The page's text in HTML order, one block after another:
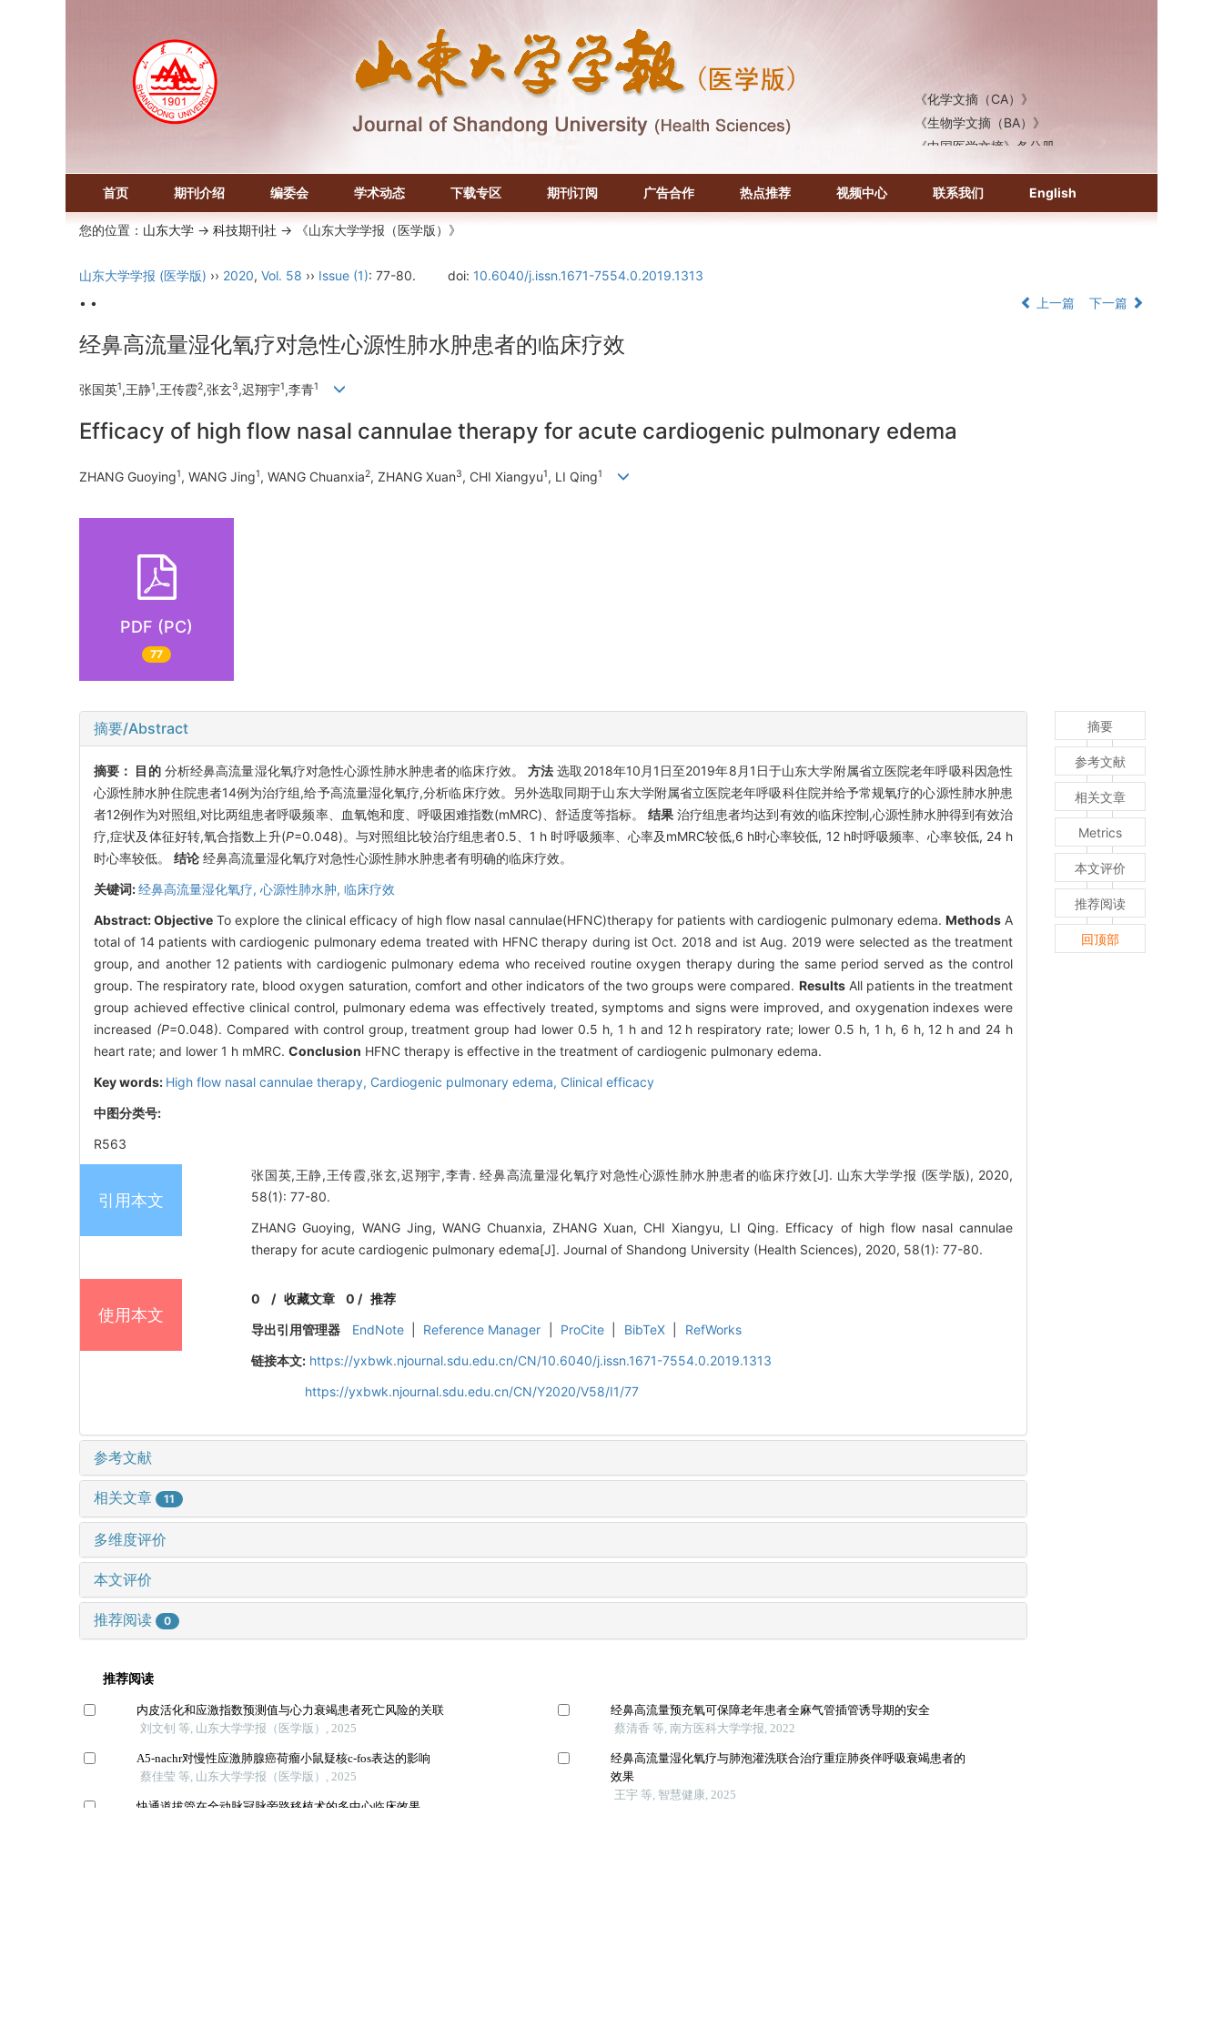
《化学文摘（CA）》
《生物学文摘（BA）》
《中国医学文摘》各分册
《中国学术期刊综合评价数据库》
《中国知识资源总库·科技精品期刊库》
首页 期刊介绍 编委会 学术动态 下载专区 期刊订阅 广告合作 热点推荐 视频中心 联系我们 English
您的位置： 山东大学 -> 科技期刊社 -> 《山东大学学报（医学版）》
山东大学学报 (医学版) ›› 2020, Vol. 58 ›› Issue (1): 77-80. doi: 10.6040/j.issn.1671-7554.0.2019.1313
• •
上一篇 下一篇
经鼻高流量湿化氧疗对急性心源性肺水肿患者的临床疗效
张国英1,王静1,王传霞2,张玄3,迟翔宇1,李青1
Efficacy of high flow nasal cannulae therapy for acute cardiogenic pulmonary edema
ZHANG Guoying1, WANG Jing1, WANG Chuanxia2, ZHANG Xuan3, CHI Xiangyu1, LI Qing1
PDF (PC)
77
摘要/Abstract
摘要： 目的分析经鼻高流量湿化氧疗对急性心源性肺水肿患者的临床疗效。方法 选取2018年10月1日至2019年8月1日于山东大学附属省立医院老年呼吸科因急性
心源性肺水肿住院患者14例为治疗组,给予高流量湿化氧疗,分析临床疗效。另外选取同期于山东大学附属省立医院老年呼吸科住院并给予常规氧疗的心源性肺水肿患
者12例作为对照组,对比两组患者呼吸频率、血氧饱和度、呼吸困难指数(mMRC)、舒适度等指标。结果 治疗组患者均达到有效的临床控制,心源性肺水肿得到有效治
疗,症状及体征好转,氧合指数上升(P=0.048)。与对照组比较治疗组患者0.5、1 h 时呼吸频率、心率及mMRC较低,6 h时心率较低, 12 h时呼吸频率、心率较低, 24 h
时心率较低。 结论 经鼻高流量湿化氧疗对急性心源性肺水肿患者有明确的临床疗效。
关键词:经鼻高流量湿化氧疗, 心源性肺水肿, 临床疗效
Abstract:Objective To explore the clinical efficacy of high flow nasal cannulae(HFNC)therapy for patients with cardiogenic pulmonary edema. Methods A
total of 14 patients with cardiogenic pulmonary edema treated with HFNC therapy during ist Oct. 2018 and ist Aug. 2019 were selected as the treatment
group, and another 12 patients with cardiogenic pulmonary edema who received routine oxygen therapy during the same period served as the control
group. The respiratory rate, blood oxygen saturation, comfort and other indicators of the two groups were compared. ResultsAll patients in the treatment
group achieved effective clinical control, pulmonary edema was effectively treated, symptoms and signs were improved, and oxygenation indexes were
increased (P=0.048). Compared with control group, treatment group had lower 0.5 h, 1 h and 12 h respiratory rate; lower 0.5 h, 1 h, 6 h, 12 h and 24 h
heart rate; and lower 1 h mMRC. Conclusion HFNC therapy is effective in the treatment of cardiogenic pulmonary edema.
Key words: High flow nasal cannulae therapy, Cardiogenic pulmonary edema, Clinical efficacy
中图分类号:
R563
引用本文
张国英,王静,王传霞,张玄,迟翔宇,李青. 经鼻高流量湿化氧疗对急性心源性肺水肿患者的临床疗效[J]. 山东大学学报 (医学版), 2020,
58(1): 77-80.
ZHANG Guoying, WANG Jing, WANG Chuanxia, ZHANG Xuan, CHI Xiangyu, LI Qing. Efficacy of high flow nasal cannulae
therapy for acute cardiogenic pulmonary edema[J]. Journal of Shandong University (Health Sciences), 2020, 58(1): 77-80.
使用本文
0 /收藏文章 0 / 推荐
导出引用管理器
EndNote Reference Manager ProCite BibTeX
RefWorks
链接本文: https://yxbwk.njournal.sdu.edu.cn/CN/10.6040/j.issn.1671-7554.0.2019.1313
https://yxbwk.njournal.sdu.edu.cn/CN/Y2020/V58/I1/77
参考文献
相关文章 11
多维度评价
本文评价
推荐阅读 0
摘要
参考文献
相关文章
Metrics
本文评价
推荐阅读
回顶部